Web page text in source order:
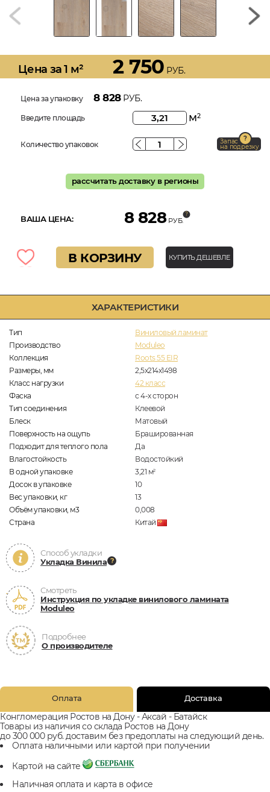
ХАРАКТЕРИСТИКИ
Тип
Виниловый ламинат
Производство
Moduleo
Коллекция
Roots 55 EIR
Размеры, мм
2,5х214х1498
Класс нагрузки
42 класс
Фаска
с 4-х сторон
Тип соединения
Клеевой
Блеск
Матовый
Поверхность на ощупь
Брашированная
Подходит для теплого пола
Да
Влагостойкость
Водостойкий
В одной упаковке
3,21 м2
Досок в упаковке
10
Вес упаковки, кг
13
Объём упаковки, м3
0,008
Страна
Китай
Способ укладки
Укладка Винила
Смотреть
Инструкция по укладке винилового ламината
Moduleo
Подробнее
О производителе
Цена за 1 м² 2 750 РУБ.
Цена за упаковку 8 828РУБ.
Введите площадь м2
Количество упаковок Запас
на подрезку
рассчитать доставку в регионы
ВАША ЦЕНА: 8 828 РУБ.
В КОРЗИНУ КУПИТЬ ДЕШЕВЛЕ
Оплата Доставка
Конгломерация Ростов на Дону - Аксай - Батайск
Товары из наличия со склада Ростов на Дону
до 300 000 руб. доставим без предоплаты на следующий день.
Оплата наличными или картой при получении
Картой на сайте
Наличная оплата и карта в офисе